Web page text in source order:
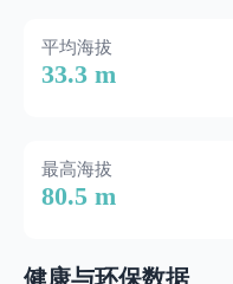
平均海拔
33.3 m
最高海拔
80.5 m
健康与环保数据